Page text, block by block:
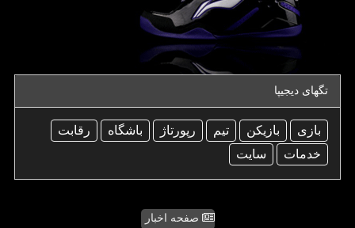
تگهای دیجیپا
بازی بازیكن تیم رپورتاژ باشگاه
رقابت
خدمات
سایت
صفحه اخبار